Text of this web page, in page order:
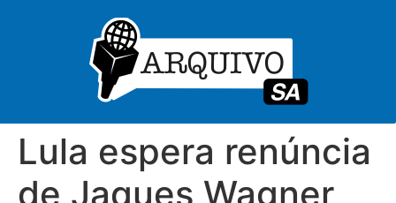
Lula espera renúncia
de Jaques Wagner